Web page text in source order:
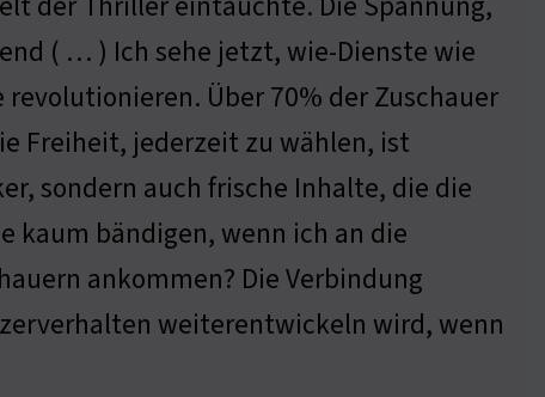
( … ) Ich sehe jetzt, wie-Dienste wie
Über 70% der Zuschauer
Freiheit, jederzeit zu wählen, ist
sondern auch frische Inhalte, die die
kaum bändigen, wenn ich an die
ankommen? Die Verbindung
weiterentwickeln wird, wenn